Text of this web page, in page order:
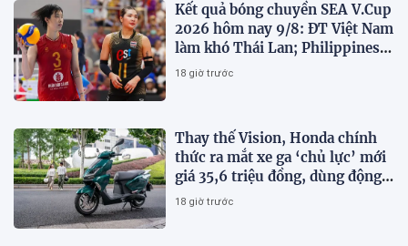
Kết quả bóng chuyền SEA V.Cup
2026 hôm nay 9/8: ĐT Việt Nam
làm khó Thái Lan; Philippines
gây bất ngờ
18 giờ trước
Thay thế Vision, Honda chính
thức ra mắt xe ga ‘chủ lực’ mới
giá 35,6 triệu đồng, dùng động
cơ 125cc ngang SH Mode
18 giờ trước